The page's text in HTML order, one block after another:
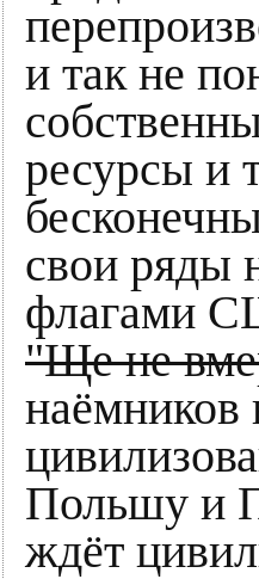
и так не
ресурсы и
свои ряды
флагами
"Ще не
наёмников
Польшу и
ждёт